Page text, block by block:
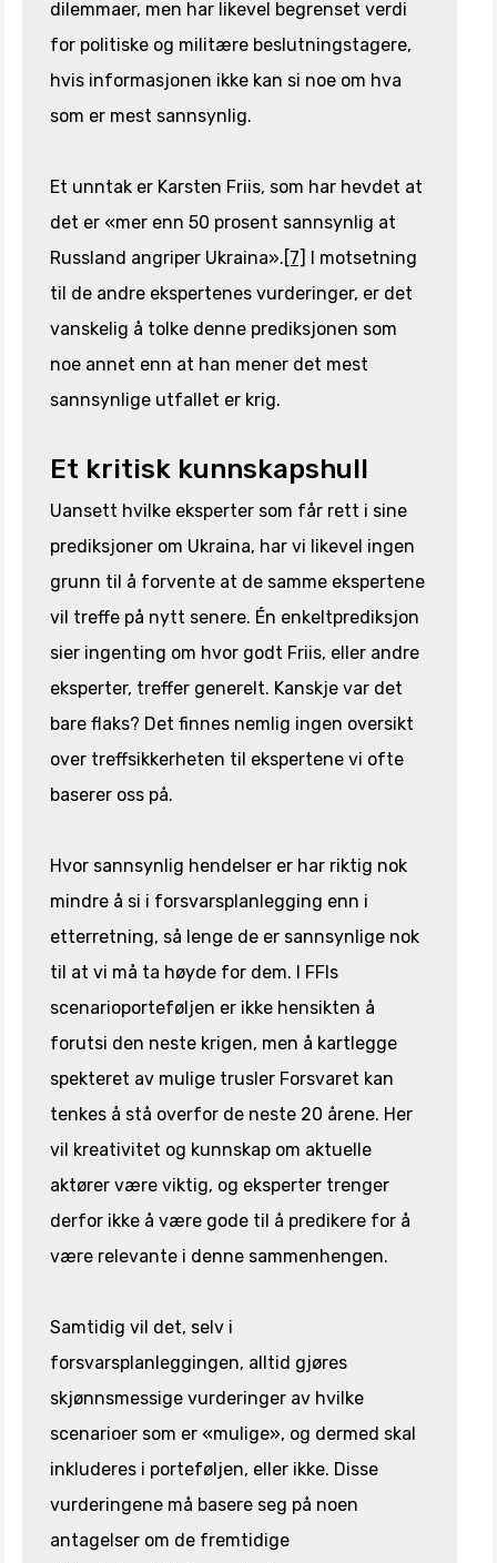
dilemmaer, men har likevel begrenset verdi
for politiske og militære beslutningstagere,
hvis informasjonen ikke kan si noe om hva
som er mest sannsynlig.
Et unntak er Karsten Friis, som har hevdet at
det er «mer enn 50 prosent sannsynlig at
Russland angriper Ukraina».[7] I motsetning
til de andre ekspertenes vurderinger, er det
vanskelig å tolke denne prediksjonen som
noe annet enn at han mener det mest
sannsynlige utfallet er krig.
Et kritisk kunnskapshull
Uansett hvilke eksperter som får rett i sine
prediksjoner om Ukraina, har vi likevel ingen
grunn til å forvente at de samme ekspertene
vil treffe på nytt senere. Én enkeltprediksjon
sier ingenting om hvor godt Friis, eller andre
eksperter, treffer generelt. Kanskje var det
bare flaks? Det finnes nemlig ingen oversikt
over treffsikkerheten til ekspertene vi ofte
baserer oss på.
Hvor sannsynlig hendelser er har riktig nok
mindre å si i forsvarsplanlegging enn i
etterretning, så lenge de er sannsynlige nok
til at vi må ta høyde for dem. I FFIs
scenarioporteføljen er ikke hensikten å
forutsi den neste krigen, men å kartlegge
spekteret av mulige trusler Forsvaret kan
tenkes å stå overfor de neste 20 årene. Her
vil kreativitet og kunnskap om aktuelle
aktører være viktig, og eksperter trenger
derfor ikke å være gode til å predikere for å
være relevante i denne sammenhengen.
Samtidig vil det, selv i
forsvarsplanleggingen, alltid gjøres
skjønnsmessige vurderinger av hvilke
scenarioer som er «mulige», og dermed skal
inkluderes i porteføljen, eller ikke. Disse
vurderingene må basere seg på noen
antagelser om de fremtidige